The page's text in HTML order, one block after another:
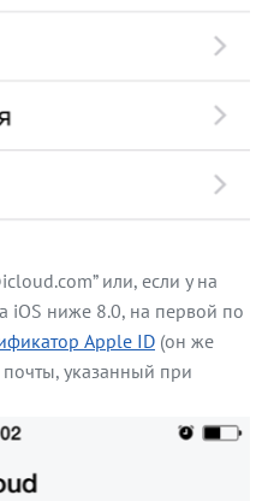
или, если у на
iOS ниже 8.0, на первой по
Apple ID (он же
указанный при